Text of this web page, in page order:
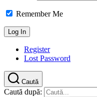
Remember Me
Register
Lost Password
Caută
Caută după: